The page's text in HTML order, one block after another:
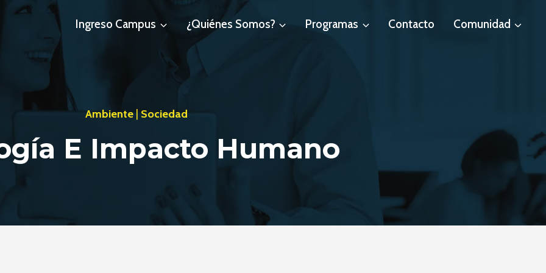
Ingreso Campus ¿Quiénes Somos? Programas Contacto Comunidad
Ambiente|Sociedad
E Impacto Humano